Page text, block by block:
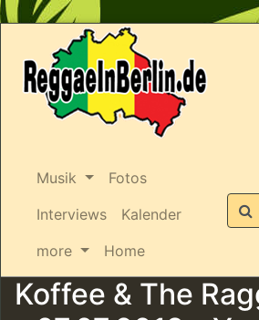
Musik
Fotos
Interviews
Kalender
more
Home
Koffee & The